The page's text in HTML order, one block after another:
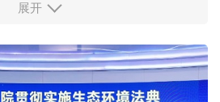
异化需求
证中非合作新气象
展开